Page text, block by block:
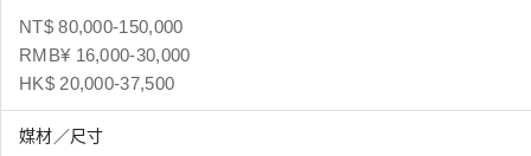
NT$ 80,000-150,000
RMB¥ 16,000-30,000
HK$ 20,000-37,500
媒材／尺寸